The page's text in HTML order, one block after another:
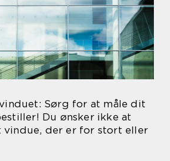
Sørg for at måle dit
Du ønsker ikke at
vindue, der er for stort eller